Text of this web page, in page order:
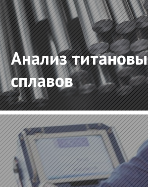
Анализ
сплавов